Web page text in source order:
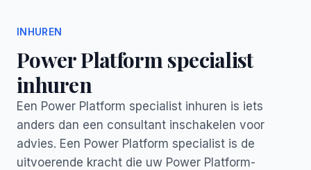
INHUREN
Power Platform specialist
inhuren
Een Power Platform specialist inhuren is iets
anders dan een consultant inschakelen voor
advies. Een Power Platform specialist is de
uitvoerende kracht die uw Power Platform-